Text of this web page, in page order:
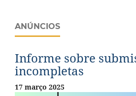
ANÚNCIOS
Informe sobre
incompletas
17 março 2025